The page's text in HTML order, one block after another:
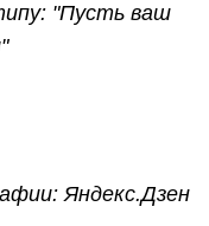
"Пусть ваш
Яндекс.Дзен